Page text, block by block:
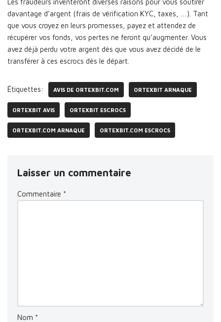
Les fraudeurs inventeront diverses raisons pour vous soutirer
davantage d’argent (frais de vérification KYC, taxes, …). Tant
que vous croyez en leurs promesses, payez et attendez de
récupérer vos fonds, vos pertes ne feront qu’augmenter. Vous
avez déjà perdu votre argent dès que vous avez décidé de le
transférer à ces escrocs dès le départ.
Étiquettes: AVIS DE ORTEXBIT.COM ORTEXBIT ARNAQUE
ORTEXBIT AVIS ORTEXBIT ESCROCS
ORTEXBIT.COM ARNAQUE ORTEXBIT.COM ESCROCS
Laisser un commentaire
Commentaire *
Nom *